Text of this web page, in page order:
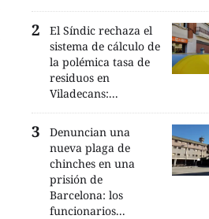
El Síndic rechaza el
sistema de cálculo de
la polémica tasa de
residuos en
Viladecans:...
Denuncian una
nueva plaga de
chinches en una
prisión de
Barcelona: los
funcionarios...